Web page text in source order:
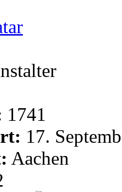
1741
17.
Aachen